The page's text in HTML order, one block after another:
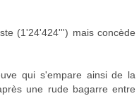
(1'24'424''') mais concède
qui s'empare ainsi de la
une rude bagarre entre